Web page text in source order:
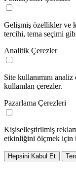
Gelişmiş özellikler ve
tercihi, tema seçimi
Analitik Çerezler
Site kullanımını
kullanılan çerezler.
Pazarlama Çerezleri
Kişiselleştirilmiş
etkinliğini ölçmek için
Hepsini Kabul Et